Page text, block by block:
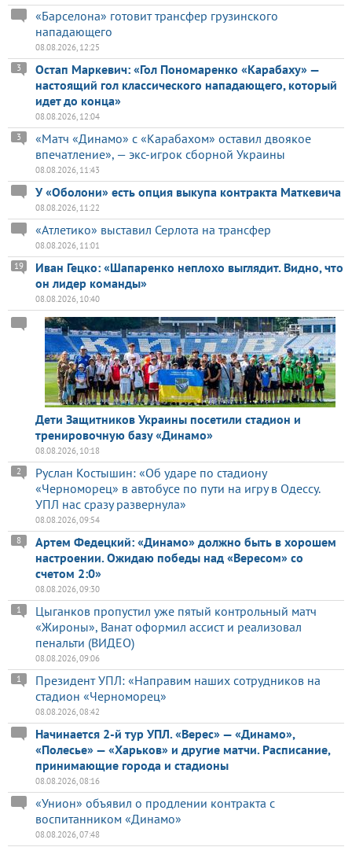
«Барселона» готовит трансфер грузинского
нападающего
08.08.2026, 12:25
Остап Маркевич: «Гол Пономаренко «Карабаху» —
настоящий гол классического нападающего, который
идет до конца»
3
08.08.2026, 12:04
«Матч «Динамо» с «Карабахом» оставил двоякое
впечатление», — экс-игрок сборной Украины
3
08.08.2026, 11:43
У «Оболони» есть опция выкупа контракта Маткевича
08.08.2026, 11:22
«Атлетико» выставил Серлота на трансфер
08.08.2026, 11:01
Иван Гецко: «Шапаренко неплохо выглядит. Видно, что
он лидер команды»
19
08.08.2026, 10:40
Дети Защитников Украины посетили стадион и
тренировочную базу «Динамо»
08.08.2026, 10:18
Руслан Костышин: «Об ударе по стадиону
«Черноморец» в автобусе по пути на игру в Одессу.
УПЛ нас сразу развернула»
2
08.08.2026, 09:54
Артем Федецкий: «Динамо» должно быть в хорошем
настроении. Ожидаю победы над «Вересом» со
счетом 2:0»
8
08.08.2026, 09:30
Цыганков пропустил уже пятый контрольный матч
«Жироны», Ванат оформил ассист и реализовал
пенальти (ВИДЕО)
1
08.08.2026, 09:06
Президент УПЛ: «Направим наших сотрудников на
стадион «Черноморец»
1
08.08.2026, 08:42
Начинается 2-й тур УПЛ. «Верес» — «Динамо»,
«Полесье» — «Харьков» и другие матчи. Расписание,
принимающие города и стадионы
08.08.2026, 08:16
«Унион» объявил о продлении контракта с
воспитанником «Динамо»
08.08.2026, 07:48